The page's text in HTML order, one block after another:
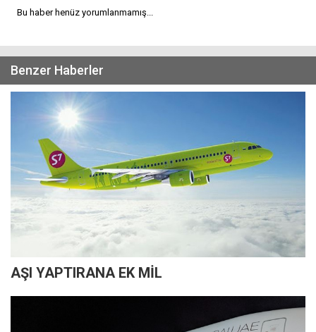
Bu haber henüz yorumlanmamış...
Benzer Haberler
AŞI YAPTIRANA EK MİL